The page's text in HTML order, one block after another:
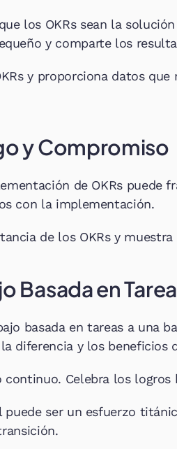
los OKRs sean la
y comparte los
y proporciona datos
y Compromiso
de OKRs puede
con la implementación.
de los OKRs y
Basada en
basada en tareas a una
diferencia y los beneficios
Celebra los logros
ser un esfuerzo